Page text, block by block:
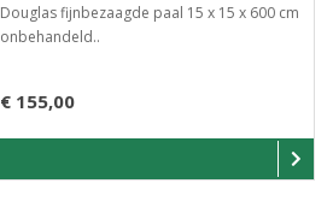
Douglas fijnbezaagde paal 15 x 15 x 600 cm
onbehandeld..
€ 155,00